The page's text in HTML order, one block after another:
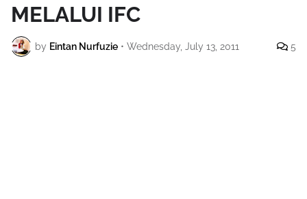
MELALUI IFC
by Eintan Nurfuzie • Wednesday, July 13, 2011 5